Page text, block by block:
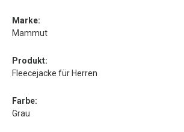
Marke:
Mammut
Produkt:
Fleecejacke für Herren
Farbe:
Grau